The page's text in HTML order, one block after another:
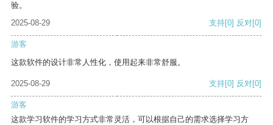
验。
2025-08-29
支持[0] 反对[0]
游客
这款软件的设计非常人性化，使用起来非常舒服。
2025-08-29 支持[0] 反对[0]
游客
这款学习软件的学习方式非常灵活，可以根据自己的需求选择学习方